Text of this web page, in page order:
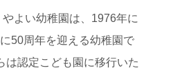
よい幼稚園は、1976年に
50周年を迎える幼稚園で
は認定こども園に移行いた